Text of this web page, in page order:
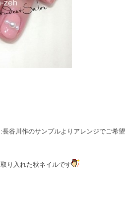
谷川作のサンプルよりアレンジでご希望
り入れた秋ネイルです